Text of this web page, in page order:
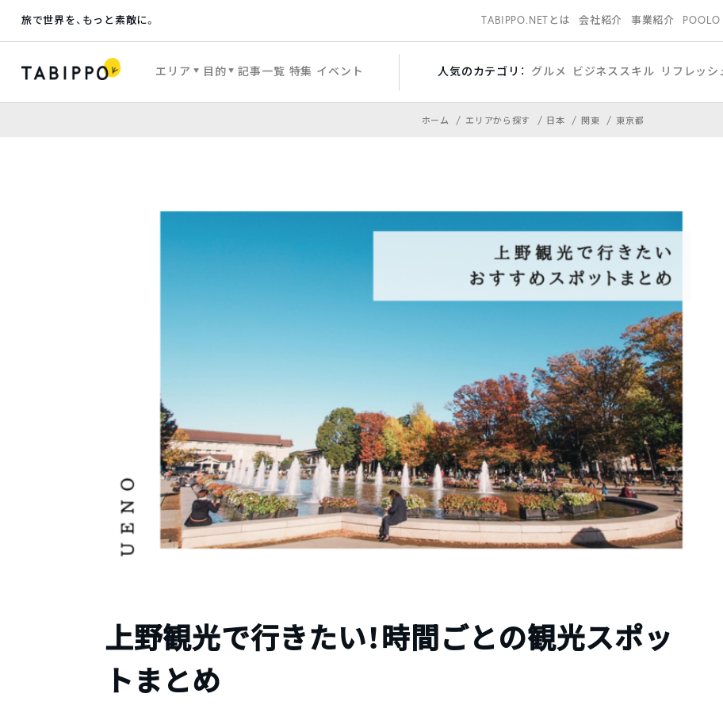
旅で世界を、もっと素敵に。 TABIPPO.NETとは 会社紹介 事業紹介 POOLO
エリア 目的 記事一覧 特集 イベント 人気のカテゴリ： グルメ ビジネススキル リフレッシ
ホーム エリアから探す 日本 関東 東京都
上野観光で行きたい！時間ごとの観光スポッ
トまとめ